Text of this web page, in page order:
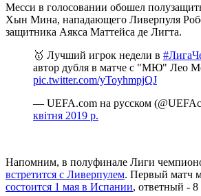
Месси в голосовании обошел
Хын Мина, нападающего Ливерпуля
защитника Аякса Маттейса де Лигта.
🥇 Лучший игрок недели в
автор дубля в матче с "МЮ" Лео
pic.twitter.com/yToyhmpjQJ
— UEFA.com на русском
квітня 2019 р.
Напомним, в полуфинале Лиги
встретится с Ливерпулем. Первый матч
состоится 1 мая в Испании, ответный -